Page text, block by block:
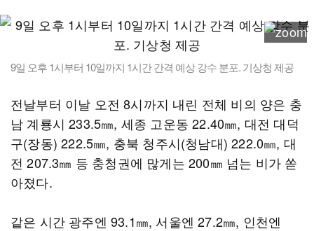
9일 오후 1시부터 10일까지 1시간 간격 예상 강수 분포. 기상청 제공
전날부터 이날 오전 8시까지 내린 전체 비의 양은 충
남 계룡시 233.5㎜, 세종 고운동 22.40㎜, 대전 대덕
구(장동) 222.5㎜, 충북 청주시(청남대) 222.0㎜, 대
전 207.3㎜ 등 충청권에 많게는 200㎜ 넘는 비가 쏟
아졌다.
같은 시간 광주엔 93.1㎜, 서울엔 27.2㎜, 인천엔